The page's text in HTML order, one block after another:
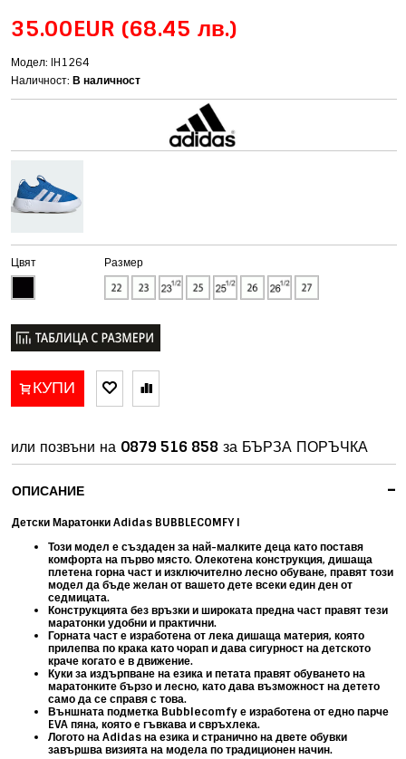
35.00EUR (68.45 лв.)
Модел: IH1264
Наличност:В наличност
Цвят Размер
КУПИ
или позвъни на 0879 516 858 за БЪРЗА ПОРЪЧКА
-
ОПИСАНИЕ
Детски Маратонки Adidas BUBBLECOMFY I
Този модел е създаден за най-малките деца като поставя
комфорта на първо място. Олекотена конструкция, дишаща
плетена горна част и изключително лесно обуване, правят този
модел да бъде желан от вашето дете всеки един ден от
седмицата.
Конструкцията без връзки и широката предна част правят тези
маратонки удобни и практични.
Горната част е изработена от лека дишаща материя, която
прилепва по крака като чорап и дава сигурност на детското
краче когато е в движение.
Куки за издърпване на езика и петата правят обуването на
маратонките бързо и лесно, като дава възможност на детето
само да се справя с това.
Външната подметка Bubblecomfy е изработена от едно парче
EVA пяна, която е гъвкава и свръхлека.
Логото на Adidas на езика и странично на двете обувки
завършва визията на модела по традиционен начин.